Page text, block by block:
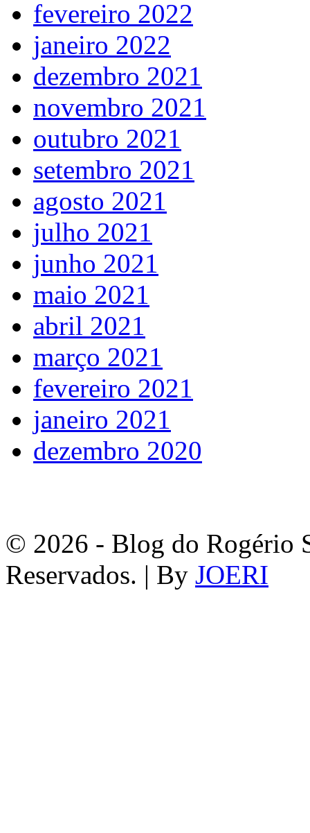
fevereiro 2022
janeiro 2022
dezembro 2021
novembro 2021
outubro 2021
setembro 2021
agosto 2021
julho 2021
junho 2021
maio 2021
abril 2021
março 2021
fevereiro 2021
janeiro 2021
dezembro 2020
© 2026 - Blog do Rogério
Reservados. | By JOERI